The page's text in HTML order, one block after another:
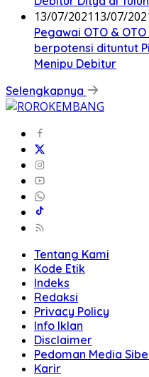
13/07/2021 13/07/
Pegawai OTO &
berpotensi dituntut
Menipu Debitur
Selengkapnya
Tentang Kami
Kode Etik
Indeks
Redaksi
Privacy Policy
Info Iklan
Disclaimer
Pedoman Media
Karir